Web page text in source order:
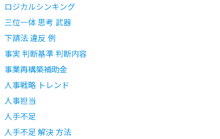
ロジカルシンキング
三位一体 思考 武器
下請法 違反 例
事実 判断基準 判断内容
事業再構築補助金
人事戦略 トレンド
人事担当
人手不足
人手不足 解決 方法